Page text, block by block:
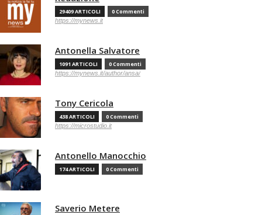
29409 ARTICOLI 0 Commenti
https://mynews.it
Antonella Salvatore
1091 ARTICOLI 0 Commenti
https://mynews.it/author/ansa/
Tony Cericola
438 ARTICOLI 0 Commenti
https://microstudio.it
Antonello Manocchio
174 ARTICOLI 0 Commenti
Saverio Metere